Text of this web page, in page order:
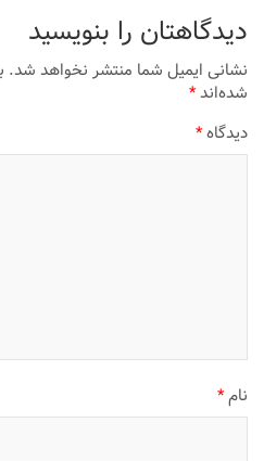
دیدگاهتان را بنویسید
نشانی ایمیل شما منتشر نخواهد شد.
شده‌اند*
دیدگاه*
نام*